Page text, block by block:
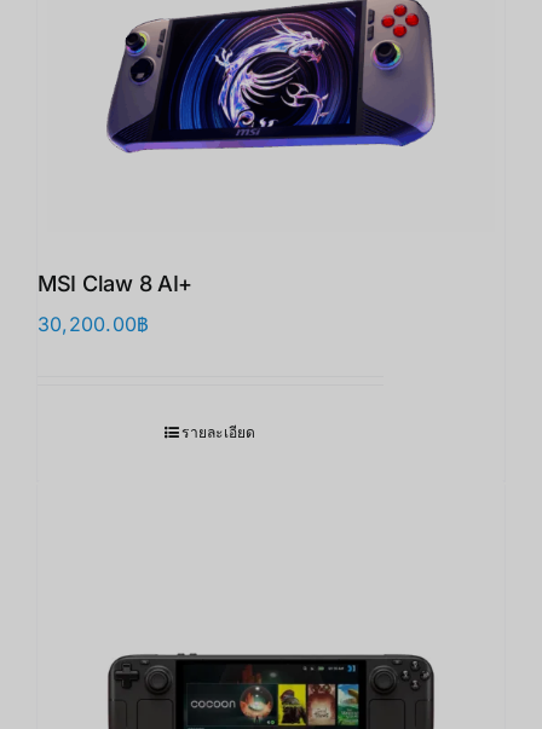
MSI Claw 8 AI+
30,200.00฿
รายละเอียด